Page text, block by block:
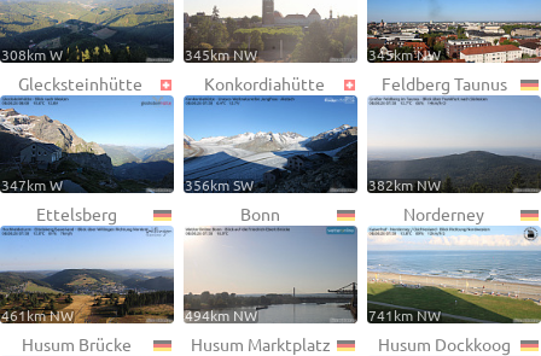
308km W 345km NW 345km NW
Glecksteinhütte
347km W
Konkordiahütte
356km SW
Feldberg Taunus
382km NW
Ettelsberg
461km NW
Bonn
494km NW
Norderney
741km NW
Husum Brücke Husum Marktplatz Husum Dockkoog